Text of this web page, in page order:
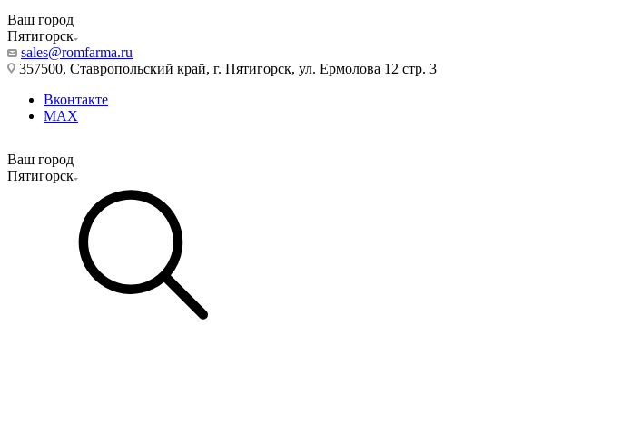
Ваш город
Пятигорск
sales@romfarma.ru
357500, Ставропольский край, г. Пятигорск, ул. Ермолова 12 стр. 3
Вконтакте
MAX
Ваш город
Пятигорск